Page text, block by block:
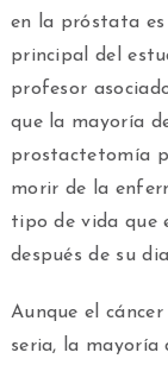
en la próstata es
principal del
profesor
que la mayoría
prostactetomía
morir de la
tipo de vida que
después de su
Aunque el
seria, la mayoría